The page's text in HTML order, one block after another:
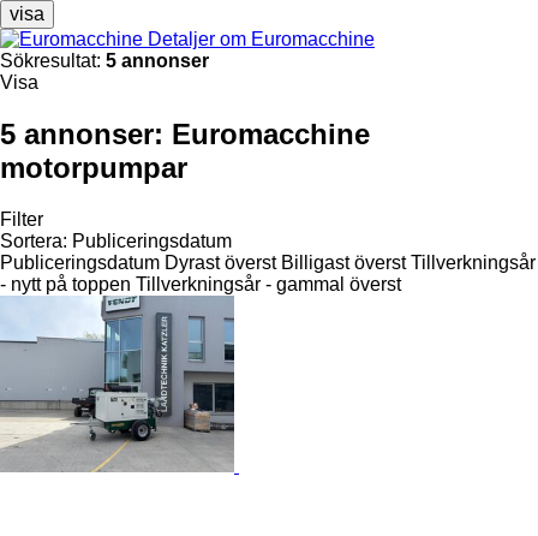
visa
Detaljer om Euromacchine
Sökresultat: 5 annonser
Visa
5 annonser: Euromacchine
motorpumpar
Filter
Sortera: Publiceringsdatum
Publiceringsdatum Dyrast överst Billigast överst Tillverkningsår
- nytt på toppen Tillverkningsår - gammal överst